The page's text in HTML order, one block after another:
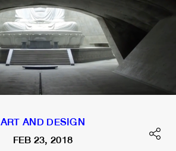
ART AND DESIGN
FEB 23, 2018